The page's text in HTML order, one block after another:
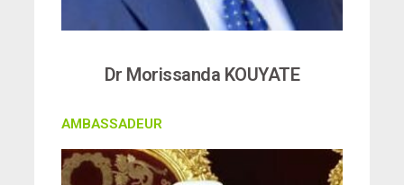
Dr Morissanda KOUYATE
AMBASSADEUR